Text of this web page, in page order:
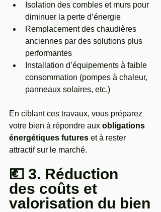
Isolation des combles et murs pour
diminuer la perte d’énergie
Remplacement des chaudières
anciennes par des solutions plus
performantes
Installation d’équipements à faible
consommation (pompes à chaleur,
panneaux solaires, etc.)
En ciblant ces travaux, vous préparez
votre bien à répondre aux obligations
énergétiques futures et à rester
attractif sur le marché.
💶 3. Réduction
des coûts et
valorisation du bien